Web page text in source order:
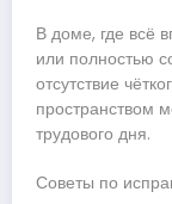
В доме, где всё
или полностью
отсутствие
пространством
трудового дня.
Советы по